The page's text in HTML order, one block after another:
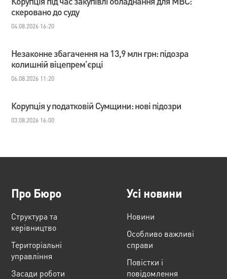
скеровано до суду
04.08.2026 16:20
Незаконне збагачення на 13,9 млн грн: підозра
колишній віцепрем’єрці
06.08.2026 11:20
Корупція у податковій Сумщини: нові підозри
03.08.2026 16:00
Про Бюро
Структура та
керівництво
Територіальні
управління
Засади роботи
Усі новини
Новини
Особливо важливі
справи
Повістки і
повідомлення